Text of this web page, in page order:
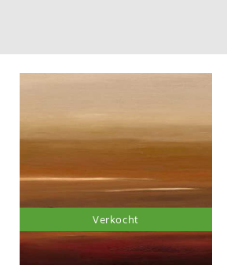
Verkocht